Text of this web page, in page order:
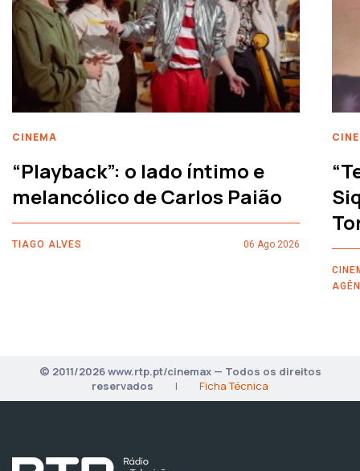
CINEMA
“Playback”: o lado íntimo e
melancólico de Carlos Paião
TIAGO ALVES 06 Ago 2026
© 2011/2026 www.rtp.pt/cinemax — Todos os direitos
reservados
| Ficha Técnica